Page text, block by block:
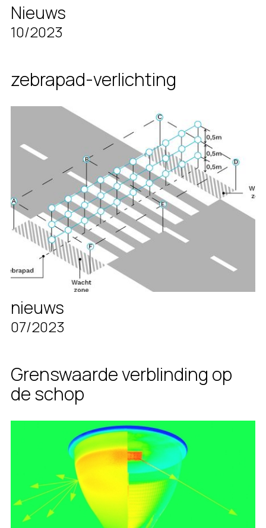
Nieuws
10/2023
zebrapad-verlichting
nieuws
07/2023
Grenswaarde verblinding op
de schop